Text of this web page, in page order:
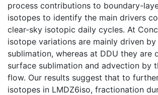
process contributions to boundary-
isotopes to identify the main drivers
clear-sky isotopic daily cycles. At
isotope variations are mainly driven
sublimation, whereas at DDU they are
surface sublimation and advection by
flow. Our results suggest that to
isotopes in LMDZ6iso, fractionation